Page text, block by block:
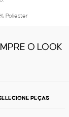
Poliéster
O LOOK
PEÇAS